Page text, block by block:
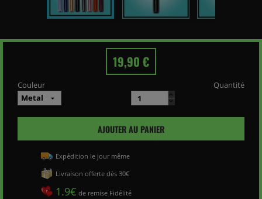
19,90 €
Couleur Quantité
AJOUTER AU PANIER
Expédition le jour même
Livraison offerte dès 30€
1.9€ de remise Fidélité